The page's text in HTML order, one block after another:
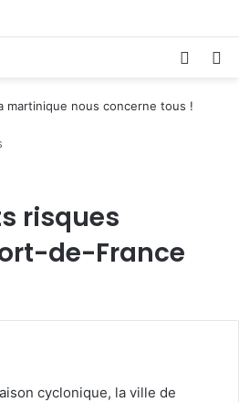
risques
de-France
cyclonique, la ville de